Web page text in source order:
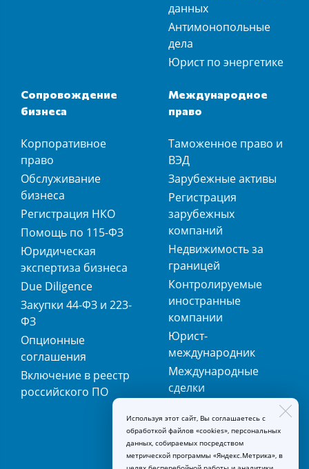
данных
Антимонопольные
дела
Юрист по энергетике
Сопровождение
бизнеса
Корпоративное
право
Обслуживание
бизнеса
Регистрация НКО
Помощь по 115-ФЗ
Юридическая
экспертиза бизнеса
Due Diligence
Закупки 44-ФЗ и 223-
ФЗ
Опционные
соглашения
Включение в реестр
российского ПО
Международное
право
Таможенное право и
ВЭД
Зарубежные активы
Регистрация
зарубежных
компаний
Недвижимость за
границей
Контролируемые
иностранные
компании
Юрист-
международник
Международные
сделки
регистрация
товарных знаков
Используя этот сайт, Вы соглашаетесь с
обработкой файлов «cookies», персональных
данных, собираемых посредством
метрической программы «Яндекс.Метрика», в